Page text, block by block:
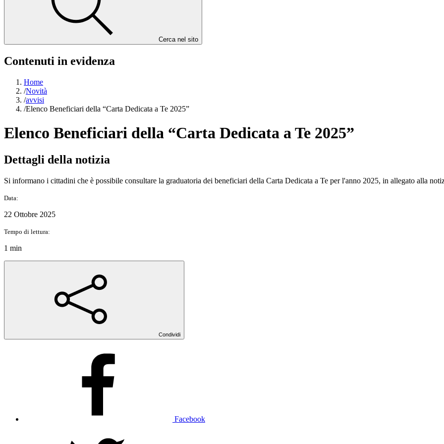
Cerca nel sito
Contenuti in evidenza
Home
/Novità
/avvisi
/Elenco Beneficiari della “Carta Dedicata a Te 2025”
Elenco Beneficiari della “Carta Dedicata a Te 2025”
Dettagli della notizia
Si informano i cittadini che è possibile consultare la graduatoria dei beneficiari della Carta Dedicata a Te per l'anno 2025, in allegato alla
Data:
22 Ottobre 2025
Tempo di lettura:
1 min
Condividi
Facebook